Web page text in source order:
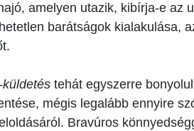
amelyen utazik, kibírja-e az
barátságok kialakulása,
tehát egyszerre
mégis legalább ennyire
Bravúros